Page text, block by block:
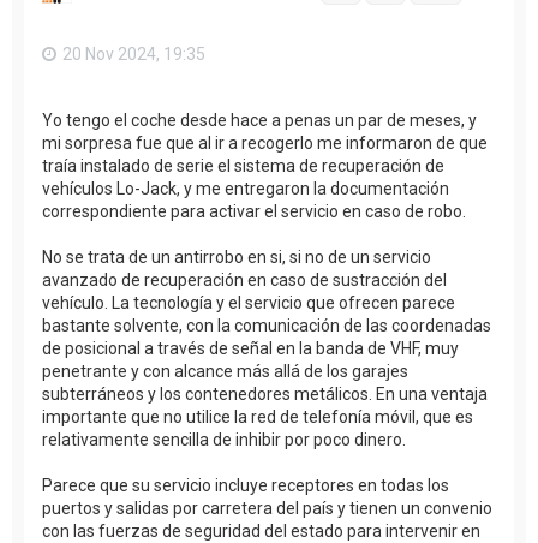
20 Nov 2024, 19:35
Yo tengo el coche desde hace a penas un par de meses, y
mi sorpresa fue que al ir a recogerlo me informaron de que
traía instalado de serie el sistema de recuperación de
vehículos Lo-Jack, y me entregaron la documentación
correspondiente para activar el servicio en caso de robo.
No se trata de un antirrobo en si, si no de un servicio
avanzado de recuperación en caso de sustracción del
vehículo. La tecnología y el servicio que ofrecen parece
bastante solvente, con la comunicación de las coordenadas
de posicional a través de señal en la banda de VHF, muy
penetrante y con alcance más allá de los garajes
subterráneos y los contenedores metálicos. En una ventaja
importante que no utilice la red de telefonía móvil, que es
relativamente sencilla de inhibir por poco dinero.
Parece que su servicio incluye receptores en todas los
puertos y salidas por carretera del país y tienen un convenio
con las fuerzas de seguridad del estado para intervenir en